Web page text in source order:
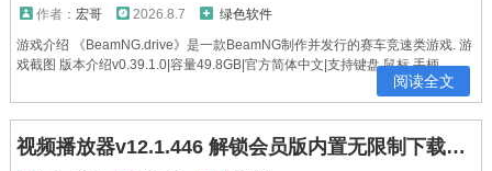
作者： 宏哥 2026.8.7
绿色软件
游戏介绍 《BeamNG.drive》是一款BeamNG制作并发行的赛车竞速类游戏. 游
戏截图 版本介绍v0.39.1.0|容量49.8GB|官方简体中文|支持键盘.鼠标.手柄...
阅读全文
视频播放器v12.1.446 解锁会员版内置无限制下载视频功能